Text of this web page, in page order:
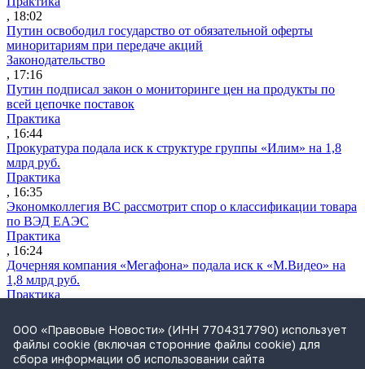
, 18:02
Путин освободил государство от обязательной оферты
миноритариям при передаче акций
Законодательство
, 17:16
Путин подписал закон о мониторинге цен на продукты по
всей цепочке поставок
Практика
, 16:44
Прокуратура подала иск к структуре группы «Илим» на 1,8
млрд руб.
Практика
, 16:35
Экономколлегия ВС рассмотрит спор о классификации товара
по ВЭД ЕАЭС
Практика
, 16:24
Дочерняя компания «Мегафона» подала иск к «М.Видео» на
1,8 млрд руб.
Практика
СИП проверит отмену патента на систему управления
устройствами после возражений «Яндекса»
Практика
ООО «Правовые Новости» (ИНН 7704317790) использует
файлы cookie (включая сторонние файлы cookie) для
сбора информации об использовании сайта